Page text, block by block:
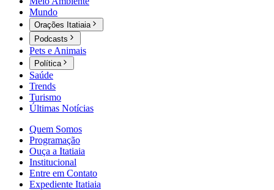
Mundo
Orações Itatiaia
Podcasts
Pets e Animais
Política
Saúde
Trends
Turismo
Últimas Notícias
Quem Somos
Programação
Ouça a Itatiaia
Institucional
Entre em Contato
Expediente Itatiaia